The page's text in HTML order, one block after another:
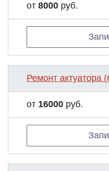
от 8000 руб.
Ремонт актуатора
от 16000 руб.